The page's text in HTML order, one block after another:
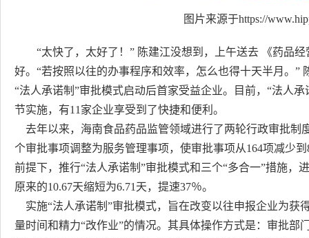
图片来源于https://
“太快了，太好了！” 陈建江没想到，上午送去 《药品
好。“若按照以往的办事程序和效率，怎么也得十天半月。
“法人承诺制”审批模式启动后首家受益企业。目前，“法人
节实施，有11家企业享受到了快捷和便利。
去年以来，海南食品药品监管领域进行了两轮行政审批制
个审批事项调整为服务管理事项，使审批事项从164项减少
前提下，推行“法人承诺制”审批模式和三个“多合一”措施
原来的10.67天缩短为6.71天，提速37％。
实施“法人承诺制”审批模式，旨在改变以往申报企业为获
量时间和精力“改作业”的情况。其具体操作方式是：审批部